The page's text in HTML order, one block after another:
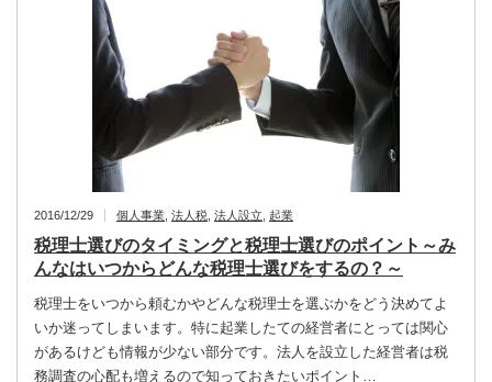
2016/12/29 個人事業 法人税 法人設立 起業
税理士選びのタイミングと税理士選びのポイント～み
んなはいつからどんな税理士選びをするの？～
税理士をいつから頼むかやどんな税理士を選ぶかをどう決めてよ
いか迷ってしまいます。特に起業したての経営者にとっては関心
があるけども情報が少ない部分です。法人を設立した経営者は税
務調査の心配も増えるので知っておきたいポイント…